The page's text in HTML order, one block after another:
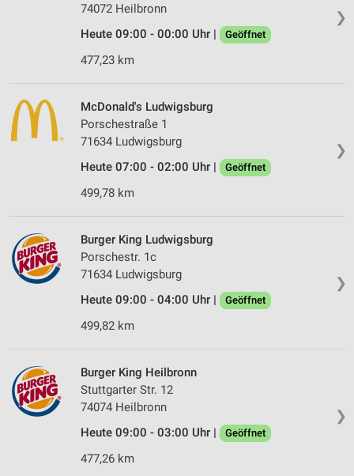
❯
74072 Heilbronn
Heute 09:00 - 00:00 Uhr |
Geöffnet
477,23 km
❯
McDonald's Ludwigsburg
Porschestraße 1
71634 Ludwigsburg
Heute 07:00 - 02:00 Uhr |
Geöffnet
499,78 km
❯
Burger King Ludwigsburg
Porschestr. 1c
71634 Ludwigsburg
Heute 09:00 - 04:00 Uhr |
Geöffnet
499,82 km
❯
Burger King Heilbronn
Stuttgarter Str. 12
74074 Heilbronn
Heute 09:00 - 03:00 Uhr |
Geöffnet
477,26 km